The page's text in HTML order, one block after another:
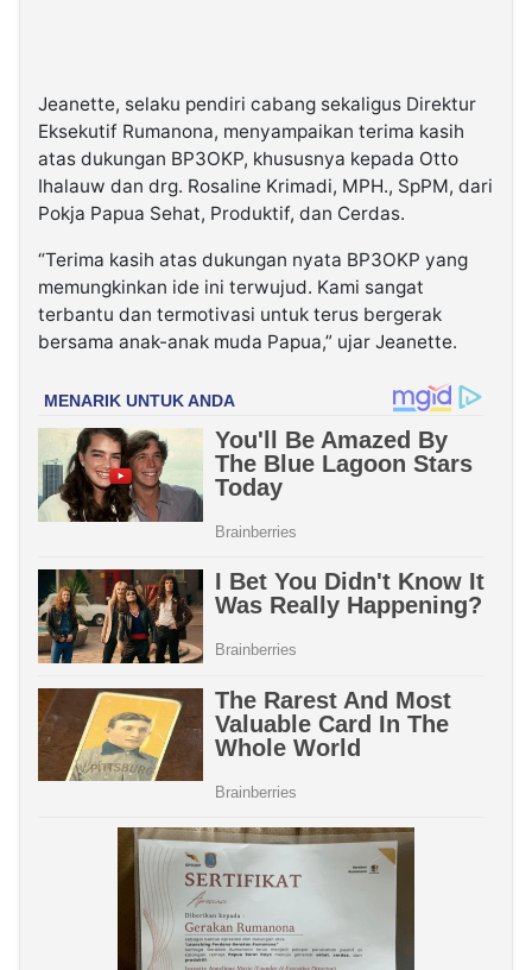
Jeanette, selaku pendiri cabang sekaligus Direktur
Eksekutif Rumanona, menyampaikan terima kasih
atas dukungan BP3OKP, khususnya kepada Otto
Ihalauw dan drg. Rosaline Krimadi, MPH., SpPM, dari
Pokja Papua Sehat, Produktif, dan Cerdas.
“Terima kasih atas dukungan nyata BP3OKP yang
memungkinkan ide ini terwujud. Kami sangat
terbantu dan termotivasi untuk terus bergerak
bersama anak-anak muda Papua,” ujar Jeanette.